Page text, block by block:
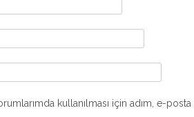
kullanılması için adım, e-